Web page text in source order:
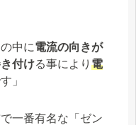
中に電流の向きが
付ける事により 電
」
一番有名な「ゼン